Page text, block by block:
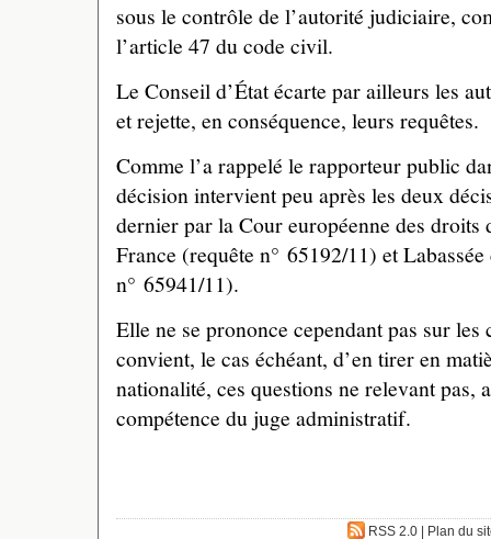
sous le contrôle de l’autorité judiciaire,
l’article 47 du code civil.
Le Conseil d’État écarte par ailleurs les
et rejette, en conséquence, leurs requêtes.
Comme l’a rappelé le rapporteur public
décision intervient peu après les deux
dernier par la Cour européenne des droits
France (requête n° 65192/11) et
n° 65941/11).
Elle ne se prononce cependant pas sur les
convient, le cas échéant, d’en tirer en
nationalité, ces questions ne relevant pas,
compétence du juge administratif.
RSS 2.0 Plan du